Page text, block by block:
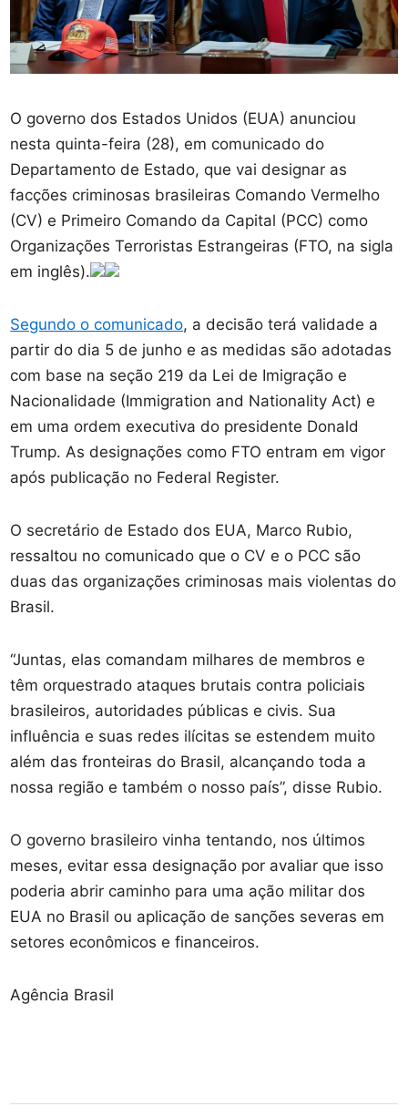
O governo dos Estados Unidos (EUA) anunciou
nesta quinta-feira (28), em comunicado do
Departamento de Estado, que vai designar as
facções criminosas brasileiras Comando Vermelho
(CV) e Primeiro Comando da Capital (PCC) como
Organizações Terroristas Estrangeiras (FTO, na sigla
em inglês).
Segundo o comunicado, a decisão terá validade a
partir do dia 5 de junho e as medidas são adotadas
com base na seção 219 da Lei de Imigração e
Nacionalidade (Immigration and Nationality Act) e
em uma ordem executiva do presidente Donald
Trump. As designações como FTO entram em vigor
após publicação no Federal Register.
O secretário de Estado dos EUA, Marco Rubio,
ressaltou no comunicado que o CV e o PCC são
duas das organizações criminosas mais violentas do
Brasil.
“Juntas, elas comandam milhares de membros e
têm orquestrado ataques brutais contra policiais
brasileiros, autoridades públicas e civis. Sua
influência e suas redes ilícitas se estendem muito
além das fronteiras do Brasil, alcançando toda a
nossa região e também o nosso país”, disse Rubio.
O governo brasileiro vinha tentando, nos últimos
meses, evitar essa designação por avaliar que isso
poderia abrir caminho para uma ação militar dos
EUA no Brasil ou aplicação de sanções severas em
setores econômicos e financeiros.
Agência Brasil